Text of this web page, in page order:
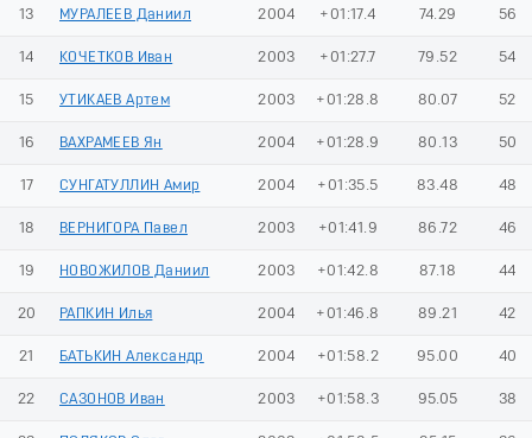
13 МУРАЛЕЕВ Даниил 2004 +01:17.4 74.29 56
14 КОЧЕТКОВ Иван 2003 +01:27.7 79.52 54
15 УТИКАЕВ Артем 2003 +01:28.8 80.07 52
16 ВАХРАМЕЕВ Ян 2004 +01:28.9 80.13 50
17 СУНГАТУЛЛИН Амир 2004 +01:35.5 83.48 48
18 ВЕРНИГОРА Павел 2003 +01:41.9 86.72 46
19 НОВОЖИЛОВ Даниил 2003 +01:42.8 87.18 44
20 РАПКИН Илья 2004 +01:46.8 89.21 42
21 БАТЬКИН Александр 2004 +01:58.2 95.00 40
22 САЗОНОВ Иван 2003 +01:58.3 95.05 38